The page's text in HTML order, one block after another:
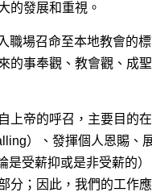
的發展和重視。
職場召命至本地教會的
的事奉觀、教會觀、成聖
上帝的呼召，主要目的
）、發揮個人恩賜、
是受薪抑或是非受薪的
分；因此，我們的工作